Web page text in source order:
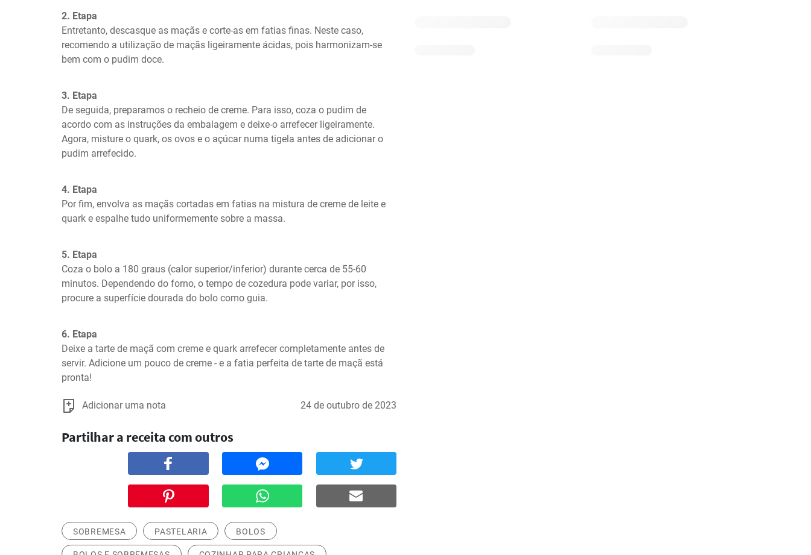
2. Etapa
Entretanto, descasque as maçãs e corte-as em fatias finas. Neste caso,
recomendo a utilização de maçãs ligeiramente ácidas, pois harmonizam-se
bem com o pudim doce.
3. Etapa
De seguida, preparamos o recheio de creme. Para isso, coza o pudim de
acordo com as instruções da embalagem e deixe-o arrefecer ligeiramente.
Agora, misture o quark, os ovos e o açúcar numa tigela antes de adicionar o
pudim arrefecido.
4. Etapa
Por fim, envolva as maçãs cortadas em fatias na mistura de creme de leite e
quark e espalhe tudo uniformemente sobre a massa.
5. Etapa
Coza o bolo a 180 graus (calor superior/inferior) durante cerca de 55-60
minutos. Dependendo do forno, o tempo de cozedura pode variar, por isso,
procure a superfície dourada do bolo como guia.
6. Etapa
Deixe a tarte de maçã com creme e quark arrefecer completamente antes de
servir. Adicione um pouco de creme - e a fatia perfeita de tarte de maçã está
pronta!
Adicionar uma nota 24 de outubro de 2023
Partilhar a receita com outros
SOBREMESA PASTELARIA BOLOS